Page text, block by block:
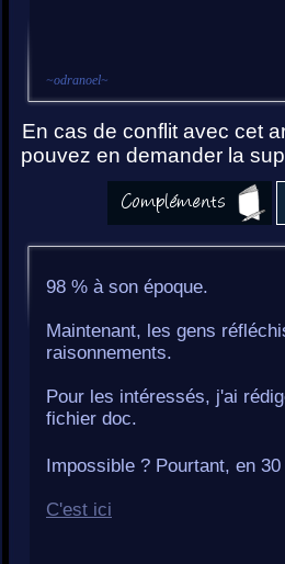
~odranoel~
En cas de conflit avec cet
pouvez en demander la
98 % à son époque.
Maintenant, les gens
raisonnements.
Pour les intéressés, j'ai
fichier doc.
Impossible ? Pourtant, en
C'est ici